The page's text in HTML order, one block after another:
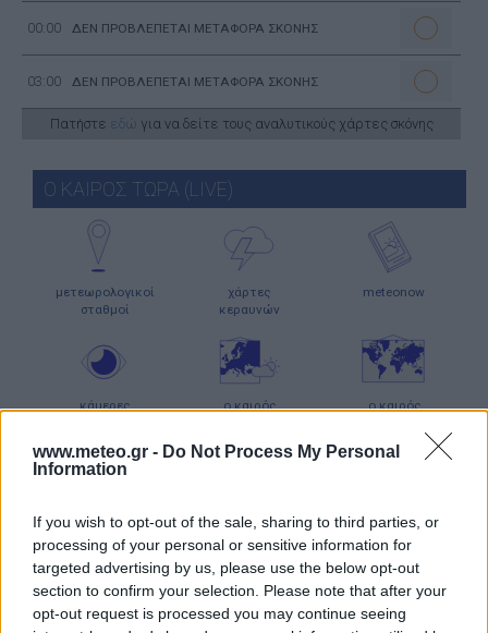
www.meteo.gr - Do Not Process My Personal
Information
If you wish to opt-out of the sale, sharing to third parties, or
processing of your personal or sensitive information for
targeted advertising by us, please use the below opt-out
section to confirm your selection. Please note that after your
opt-out request is processed you may continue seeing
00:00 ΔΕΝ ΠΡΟΒΛΕΠΕΤΑΙ ΜΕΤΑΦΟΡΑ ΣΚΟΝΗΣ
03:00 ΔΕΝ ΠΡΟΒΛΕΠΕΤΑΙ ΜΕΤΑΦΟΡΑ ΣΚΟΝΗΣ
Πατήστε εδώ για να δείτε τους αναλυτικούς χάρτες σκόνης
Ο ΚΑΙΡΟΣ ΤΩΡΑ (LIVE)
μετεωρολογικοί
σταθμοί
χάρτες
κεραυνών
meteonow
κάμερες
ο καιρός
ο καιρός
ΧΑΡΤΕΣ ΠΡΟΓΝΩΣΗΣ
ιστιοπλοϊκοί
χάρτες
χάρτες
κύματος
χάρτης
παραλιών